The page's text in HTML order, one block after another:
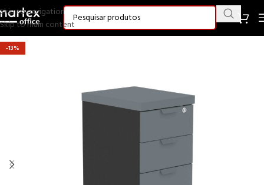
Skip to navigation
Skip to main content
-13%